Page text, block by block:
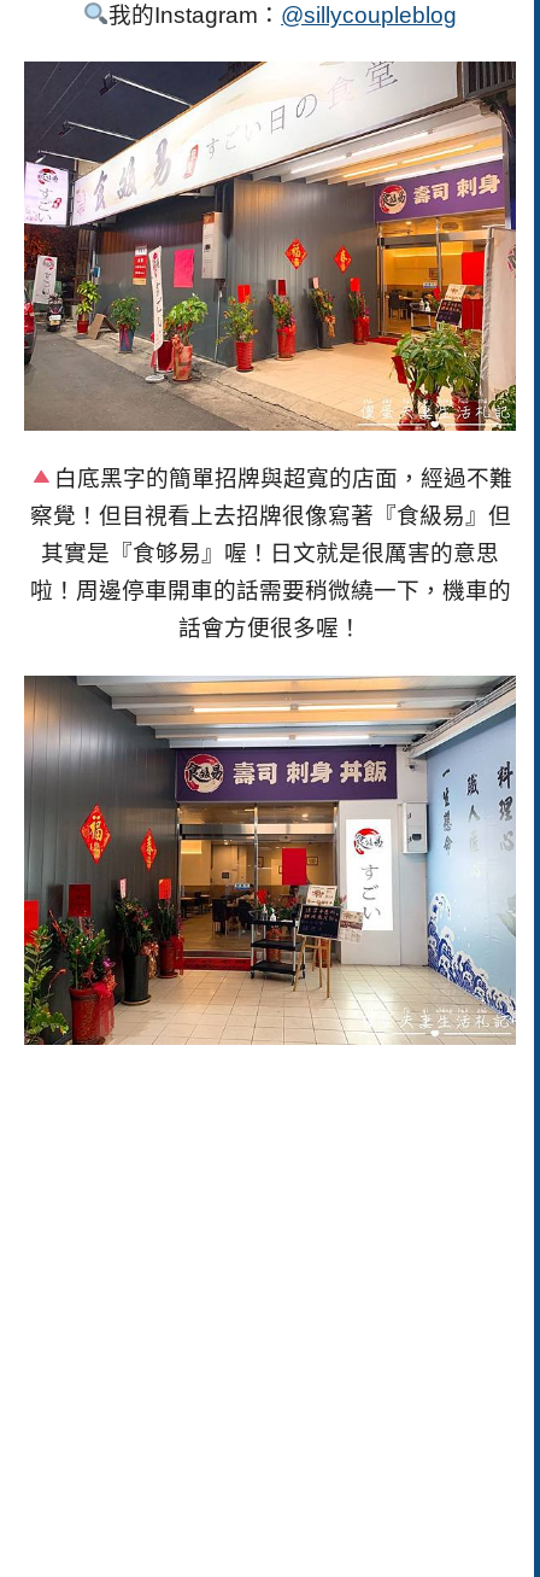
我的Instagram： @sillycoupleblog
白底黑字的簡單招牌與超寬的店面，經過不難
察覺！但目視看上去招牌很像寫著『食級易』但
其實是『食够易』喔！日文就是很厲害的意思
啦！周邊停車開車的話需要稍微繞一下，機車的
話會方便很多喔！